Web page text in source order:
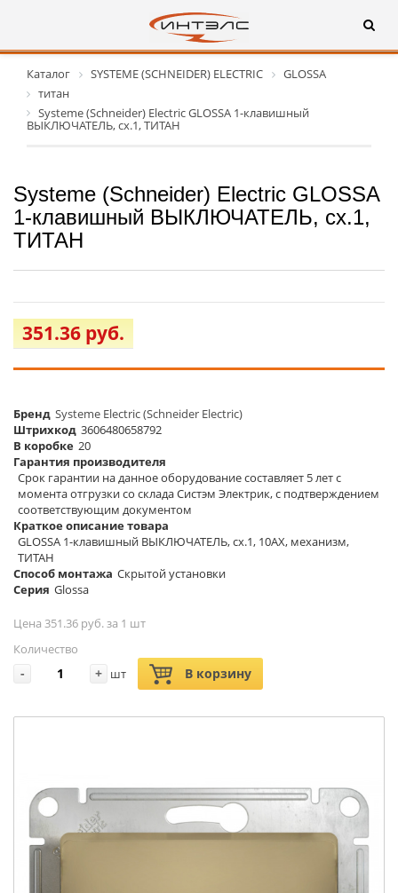
Каталог SYSTEME (SCHNEIDER) ELECTRIC
GLOSSA
титан
Systeme (Schneider) Electric GLOSSA 1-клавишный
ВЫКЛЮЧАТЕЛЬ, сх.1, ТИТАН
Systeme (Schneider) Electric GLOSSA
1-клавишный ВЫКЛЮЧАТЕЛЬ, сх.1,
ТИТАН
351.36 руб.
Бренд Systeme Electric (Schneider Electric)
Штрихкод 3606480658792
В коробке 20
Гарантия производителя
Срок гарантии на данное оборудование составляет 5 лет с
момента отгрузки со склада Систэм Электрик, с подтверждением
соответствующим документом
Краткое описание товара
GLOSSA 1-клавишный ВЫКЛЮЧАТЕЛЬ, сх.1, 10АХ, механизм,
ТИТАН
Способ монтажа Скрытой установки
Серия Glossa
Цена 351.36 руб. за 1 шт
Количество
- + шт В корзину